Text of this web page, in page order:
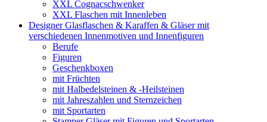
XXL Cognacschwenker
XXL Flaschen mit Innenleben
Designer Glasflaschen & Karaffen & Gläser mit
verschiedenen Innenmotiven und Innenfiguren
Berufe
Figuren
Geschenkboxen
mit Früchten
mit Halbedelsteinen & -Heilsteinen
mit Jahreszahlen und Sternzeichen
mit Sportarten